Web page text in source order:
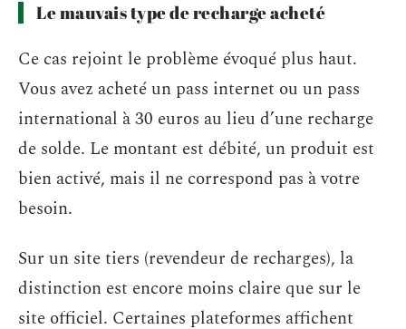
Le mauvais type de recharge acheté
Ce cas rejoint le problème évoqué plus haut.
Vous avez acheté un pass internet ou un pass
international à 30 euros au lieu d’une recharge
de solde. Le montant est débité, un produit est
bien activé, mais il ne correspond pas à votre
besoin.
Sur un site tiers (revendeur de recharges), la
distinction est encore moins claire que sur le
site officiel. Certaines plateformes affichent